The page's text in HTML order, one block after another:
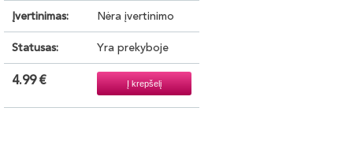
Įvertinimas: Nėra įvertinimo
Statusas: Yra prekyboje
4.99 €